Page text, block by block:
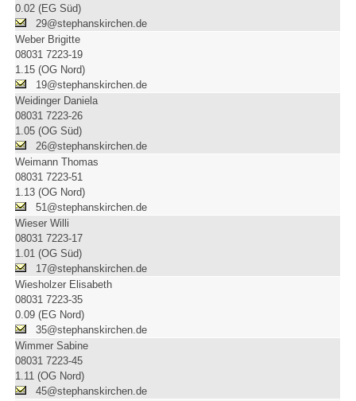
0.02 (EG Süd)
29@stephanskirchen.de
Weber Brigitte
08031 7223-19
1.15 (OG Nord)
19@stephanskirchen.de
Weidinger Daniela
08031 7223-26
1.05 (OG Süd)
26@stephanskirchen.de
Weimann Thomas
08031 7223-51
1.13 (OG Nord)
51@stephanskirchen.de
Wieser Willi
08031 7223-17
1.01 (OG Süd)
17@stephanskirchen.de
Wiesholzer Elisabeth
08031 7223-35
0.09 (EG Nord)
35@stephanskirchen.de
Wimmer Sabine
08031 7223-45
1.11 (OG Nord)
45@stephanskirchen.de